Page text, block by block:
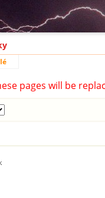
pages will be